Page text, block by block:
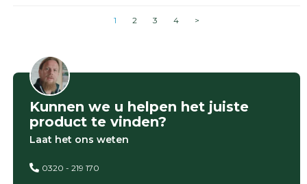
1 2 3 4 >
Kunnen we u helpen het juiste
product te vinden?
Laat het ons weten
0320 - 219 170